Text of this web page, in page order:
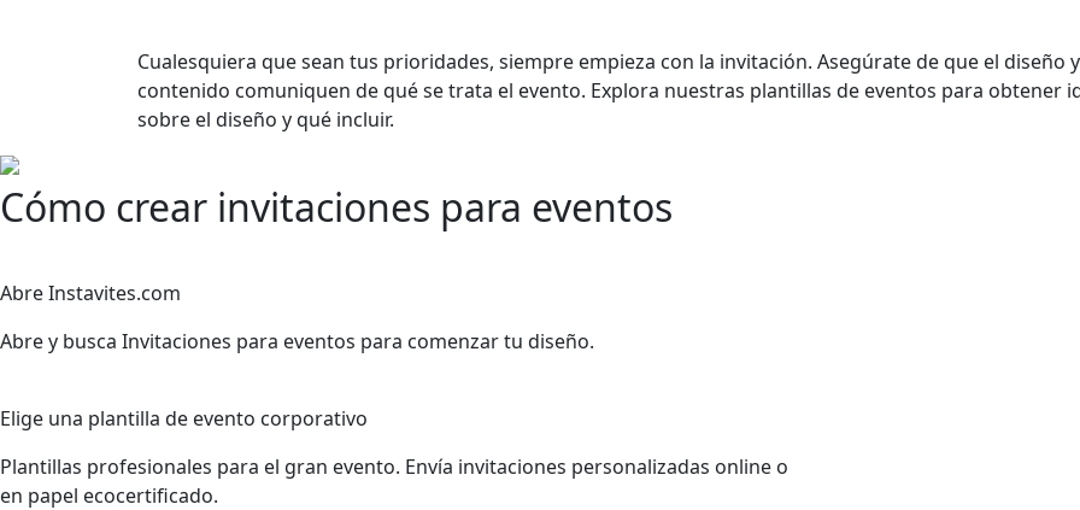
Cualesquiera que sean tus prioridades, siempre empieza con la invitación. Asegúrate de que el diseño
contenido comuniquen de qué se trata el evento. Explora nuestras plantillas de eventos para obtener
sobre el diseño y qué incluir.
Cómo crear invitaciones para eventos
Abre Instavites.com
Abre y busca Invitaciones para eventos para comenzar tu diseño.
Elige una plantilla de evento corporativo
Plantillas profesionales para el gran evento. Envía invitaciones personalizadas online o
en papel ecocertificado.